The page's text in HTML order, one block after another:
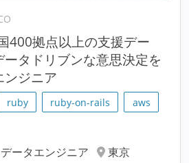
400拠点以上の支援デー
タドリブンな意思決定を
ンジニア
ruby ruby-on-rails
aws
データエンジニア
東京